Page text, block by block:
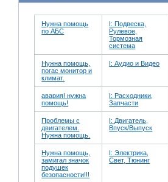
Нужна помощь
по АБС
I: Подвеска,
Рулевое,
Тормозная
система
Нужна помощь,
погас монитор и
климат.
I: Аудио и Bидео
авария! нужна
помощь!
I: Расходники,
Запчасти
Проблемы с
двигателем.
Нужна помощь.
I: Двигатель,
Впуск/Выпуск
Нужна помощь,
замигал значок
подушек
безопасности!!!
I: Электрика,
Свет, Тюнинг